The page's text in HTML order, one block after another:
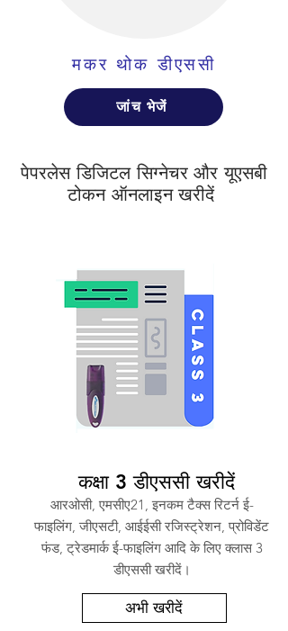
मकर थोक डीएससी
जांच भेजें
पेपरलेस डिजिटल सिग्नेचर और यूएसबी
टोकन ऑनलाइन खरीदें
कक्षा 3 डीएससी खरीदें
आरओसी, एमसीए21, इनकम टैक्स रिटर्न ई-
फाइलिंग, जीएसटी, आईईसी रजिस्ट्रेशन, प्रोविडेंट
फंड, ट्रेडमार्क ई-फाइलिंग आदि के लिए क्लास 3
डीएससी खरीदें।
अभी खरीदें